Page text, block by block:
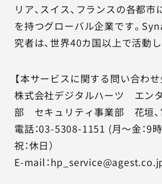
リア、スイス、フランスの各都
を持つグローバル企業です。
究者は、世界40カ国以上で活動し
【本サービスに関する問い合わせ
株式会社デジタルハーツ エン
部 セキュリティ事業部 花垣、
電話：03-5308-1151 (月～金：9
祝：休日）
E-mail：